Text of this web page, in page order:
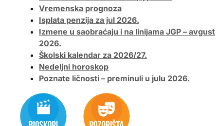
Vremenska prognoza
Isplata penzija za jul 2026.
Izmene u saobraćaju i na linijama JGP – avgust
2026.
Školski kalendar za 2026/27.
Nedeljni horoskop
Poznate ličnosti – preminuli u julu 2026.